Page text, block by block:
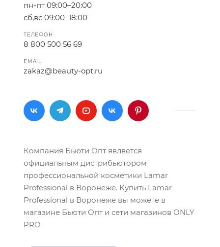
пн-пт 09:00–20:00
сб,вс 09:00–18:00
ТЕЛЕФОН
8 800 500 56 69
EMAIL
zakaz@beauty-opt.ru
Компания Бьюти Опт явлвется
официальным дистрибьютором
профессиональной косметики Lamar
Professional в Воронеже. Купить Lamar
Professional в Воронеже вы можете в
магазине Бьюти Опт и сети магазинов ONLY
PRO